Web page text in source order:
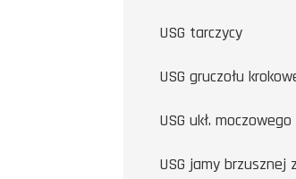
USG tarczycy
USG gruczołu
USG ukł.
USG jamy brzusznej